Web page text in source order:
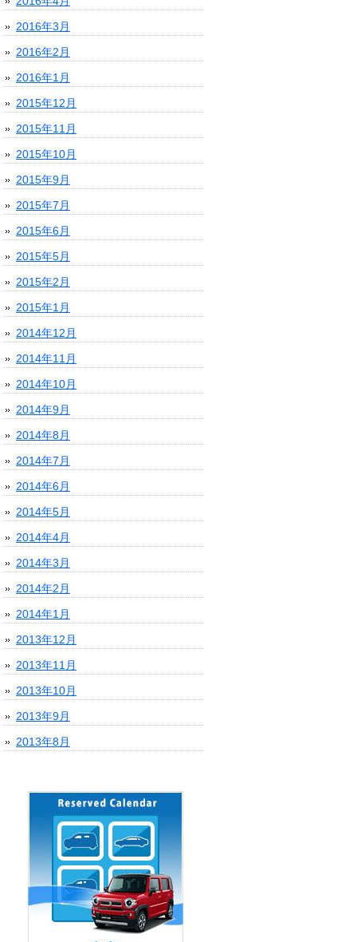
2016年3月
2016年2月
2016年1月
2015年12月
2015年11月
2015年10月
2015年9月
2015年7月
2015年6月
2015年5月
2015年2月
2015年1月
2014年12月
2014年11月
2014年10月
2014年9月
2014年8月
2014年7月
2014年6月
2014年5月
2014年4月
2014年3月
2014年2月
2014年1月
2013年12月
2013年11月
2013年10月
2013年9月
2013年8月